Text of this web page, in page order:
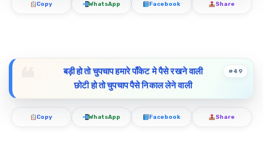
Copy WhatsApp Facebook Share
बड़ी हो तो चुपचाप हमारे पाँकेट मे पैसे रखने वाली
छोटी हो तो चुपचाप पैसे निकाल लेने वाली
#49
Copy WhatsApp Facebook Share